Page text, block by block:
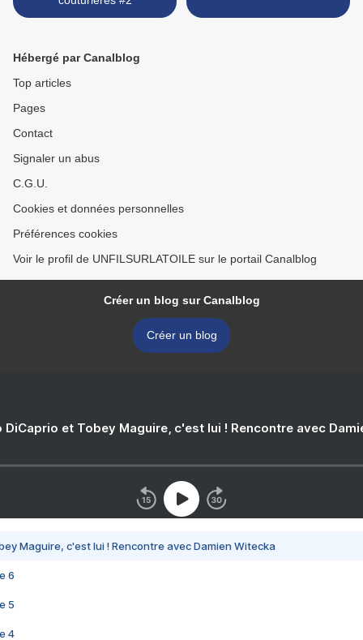
Hébergé par Canalblog
Top articles
Pages
Contact
Signaler un abus
C.G.U.
Cookies et données personnelles
Préférences cookies
Voir le profil de UNFILSURLATOILE sur le portail Canalblog
Créer un blog sur Canalblog
Créer un blog
DiCaprio et Tobey Maguire, c'est lui ! Rencontre avec
Maguire, c'est lui ! Rencontre avec Damien Witecka
6
5
4